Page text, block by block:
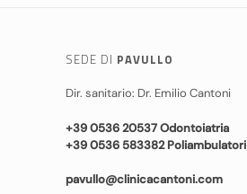
SEDE DI PAVULLO
Dir. sanitario: Dr. Emilio Cantoni
+39 0536 20537 Odontoiatria
+39 0536 583382 Poliambulatori
pavullo@clinicacantoni.com